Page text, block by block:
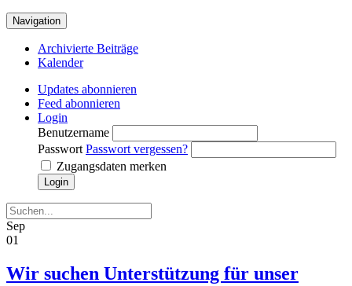
Navigation
Archivierte Beiträge
Kalender
Updates abonnieren
Feed abonnieren
Login
Benutzername
Passwort Passwort vergessen?
Zugangsdaten merken
Login
Sep
01
Wir suchen Unterstützung für unser